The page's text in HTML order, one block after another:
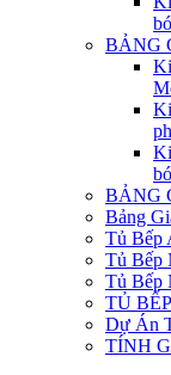
BẢNG
BẢNG
Bảng
Tủ Bếp
Tủ Bếp
Tủ Bếp
TỦ
Dự Án
TÍNH